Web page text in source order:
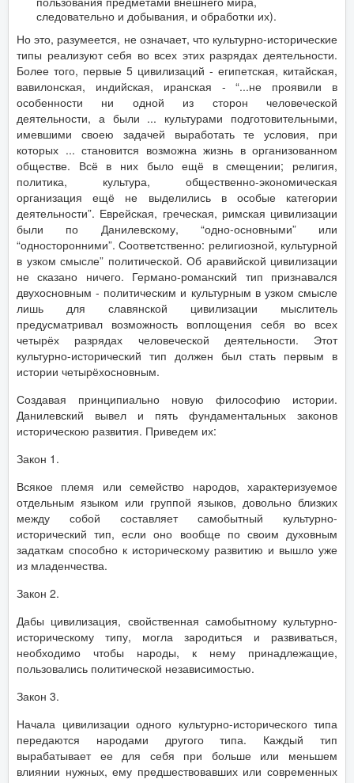
следовательно и добывания, и обработки их).
Но это, разумеется, не означает, что культурно-исторические
типы реализуют себя во всех этих разрядах деятельности.
Более того, первые 5 цивилизаций - египетская, китайская,
вавилонская, индийская, иранская - “...не проявили в
особенности ни одной из сторон человеческой
деятельности, а были ... культурами подготовительными,
имевшими своею задачей выработать те условия, при
которых ... становится возможна жизнь в организованном
обществе. Всё в них было ещё в смещении; религия,
политика, культура, общественно-экономическая
организация ещё не выделились в особые категории
деятельности”. Еврейская, греческая, римская цивилизации
были по Данилевскому, “одно-основными” или
“односторонними”. Соответственно: религиозной, культурной
в узком смысле” политической. Об аравийской цивилизации
не сказано ничего. Германо-романский тип признавался
двухосновным - политическим и культурным в узком смысле
лишь для славянской цивилизации мыслитель
предусматривал возможность воплощения себя во всех
четырёх разрядах человеческой деятельности. Этот
культурно-исторический тип должен был стать первым в
истории четырёхосновным.
Создавая принципиально новую философию истории.
Данилевский вывел и пять фундаментальных законов
историческою развития. Приведем их:
Закон 1.
Всякое племя или семейство народов, характеризуемое
отдельным языком или группой языков, довольно близких
между собой составляет самобытный культурно-
исторический тип, если оно вообще по своим духовным
задаткам способно к историческому развитию и вышло уже
из младенчества.
Закон 2.
Дабы цивилизация, свойственная самобытному культурно-
историческому типу, могла зародиться и развиваться,
необходимо чтобы народы, к нему принадлежащие,
пользовались политической независимостью.
Закон 3.
Начала цивилизации одного культурно-исторического типа
передаются народами другого типа. Каждый тип
вырабатывает ее для себя при больше или меньшем
влиянии нужных, ему предшествовавших или современных